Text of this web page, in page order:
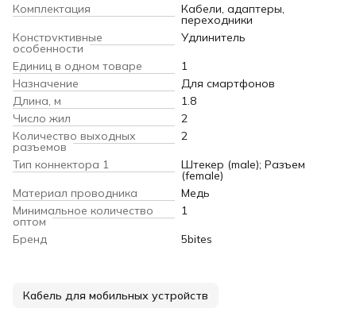
Комплектация
Кабели, адаптеры,
переходники
Конструктивные
особенности
Удлинитель
Единиц в одном товаре
1
Назначение
Для смартфонов
Длина, м
1.8
Число жил
2
Количество выходных
разъемов
2
Тип коннектора 1
Штекер (male); Разъем
(female)
Материал проводника
Медь
Минимальное количество
оптом
1
Бренд
5bites
Кабель для мобильных устройств